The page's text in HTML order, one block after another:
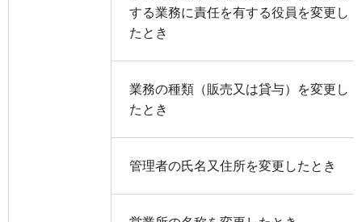
する業務に責任を有する役員を変更し
たとき
業務の種類（販売又は貸与）を変更し
たとき
管理者の氏名又住所を変更したとき